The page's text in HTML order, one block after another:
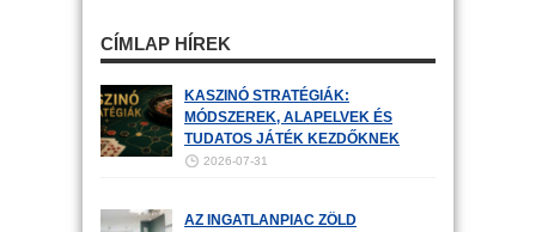
CÍMLAP HÍREK
KASZINÓ STRATÉGIÁK:
MÓDSZEREK, ALAPELVEK ÉS
TUDATOS JÁTÉK KEZDŐKNEK
2026-07-31
AZ INGATLANPIAC ZÖLD